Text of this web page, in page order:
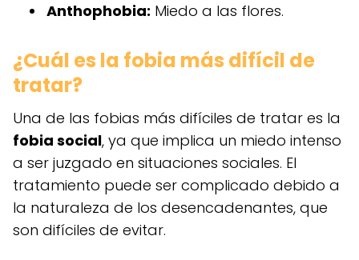
Anthophobia: Miedo a las flores.
¿Cuál es la fobia más difícil de
tratar?
Una de las fobias más difíciles de tratar es la
fobia social, ya que implica un miedo intenso
a ser juzgado en situaciones sociales. El
tratamiento puede ser complicado debido a
la naturaleza de los desencadenantes, que
son difíciles de evitar.